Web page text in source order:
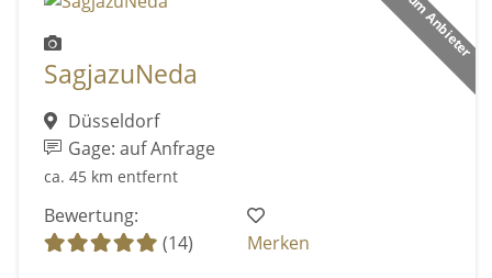
SagjazuNeda
Düsseldorf
Gage: auf Anfrage
ca. 45 km entfernt
Bewertung:
(14)
Merken